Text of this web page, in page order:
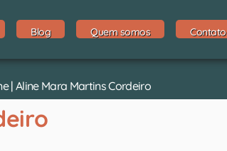
Blog Quem somos Contato
| Aline Mara Martins Cordeiro